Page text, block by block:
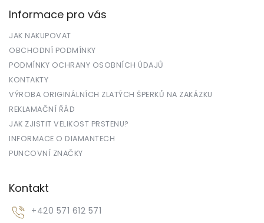
Informace pro vás
JAK NAKUPOVAT
OBCHODNÍ PODMÍNKY
PODMÍNKY OCHRANY OSOBNÍCH ÚDAJŮ
KONTAKTY
VÝROBA ORIGINÁLNÍCH ZLATÝCH ŠPERKŮ NA ZAKÁZKU
REKLAMAČNÍ ŘÁD
JAK ZJISTIT VELIKOST PRSTENU?
INFORMACE O DIAMANTECH
PUNCOVNÍ ZNAČKY
Kontakt
+420 571 612 571